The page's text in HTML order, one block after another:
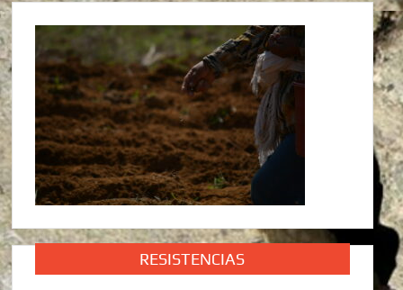
RESISTENCIAS